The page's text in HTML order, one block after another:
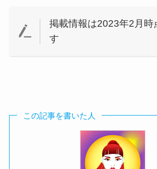
掲載情報は2023年2月時
す
この記事を書いた人